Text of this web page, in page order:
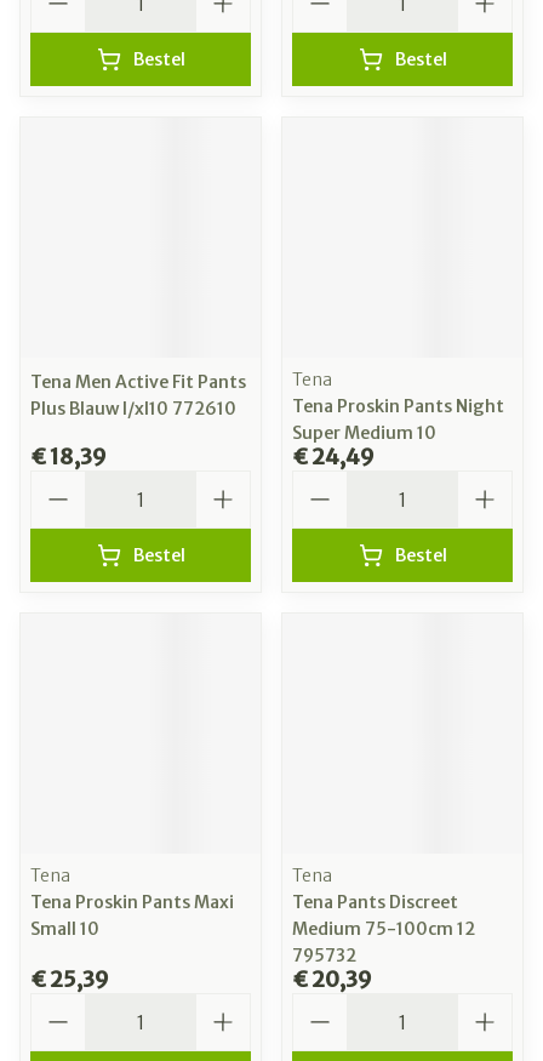
Bestel Bestel
Tena Men Active Fit Pants
Plus Blauw l/xl10 772610
€ 18,39
Bestel
Tena
Tena Proskin Pants Night
Super Medium 10
€ 24,49
Bestel
Tena
Tena Proskin Pants Maxi
Small 10
€ 25,39
Tena
Tena Pants Discreet
Medium 75-100cm 12
795732
€ 20,39